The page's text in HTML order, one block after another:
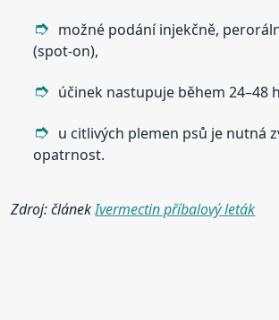
možné podání injekčně,
(spot-on),
účinek nastupuje během 24–48
u citlivých plemen psů je nutná
opatrnost.
Zdroj: článekIvermectin příbalový leták